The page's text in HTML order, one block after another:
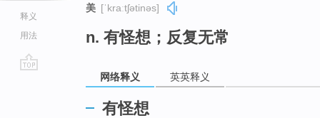
释义
用法
美 [ˈkraːtʃətinəs]
n. 有怪想；反复无常
网络释义 英英释义
有怪想